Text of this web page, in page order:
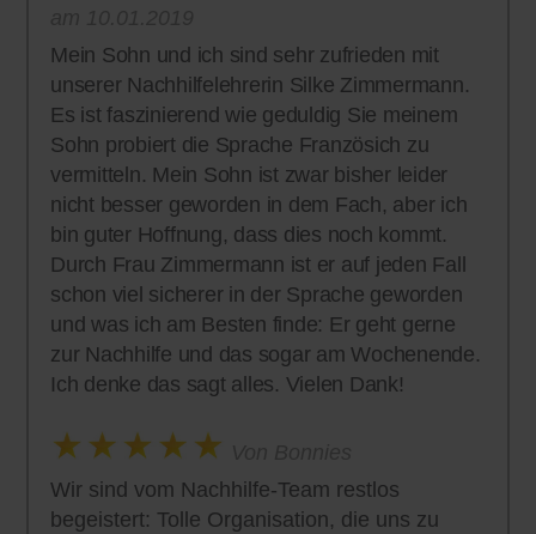
Mein Sohn und ich sind sehr zufrieden mit
unserer Nachhilfelehrerin Silke Zimmermann.
Es ist faszinierend wie geduldig Sie meinem
Sohn probiert die Sprache Französich zu
vermitteln. Mein Sohn ist zwar bisher leider
nicht besser geworden in dem Fach, aber ich
bin guter Hoffnung, dass dies noch kommt.
Durch Frau Zimmermann ist er auf jeden Fall
schon viel sicherer in der Sprache geworden
und was ich am Besten finde: Er geht gerne
zur Nachhilfe und das sogar am Wochenende.
Ich denke das sagt alles. Vielen Dank!
Wir sind vom Nachhilfe-Team restlos
begeistert: Tolle Organisation, die uns zu